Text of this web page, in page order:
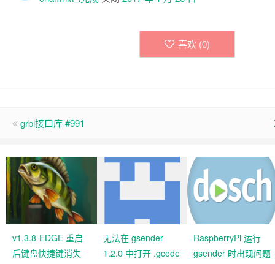
喜欢 (0)
grbl接口库 #991
v1.3.8-EDGE 重启
后键盘快捷键消失
无法在 gsender
1.2.0 中打开 .gcode
RaspberryPi 运行
gsender 时出现问题